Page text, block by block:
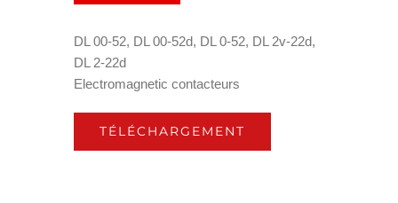
DL 00-52, DL 00-52d, DL 0-52, DL 2v-22d,
DL 2-22d
Electromagnetic contacteurs
TÉLÉCHARGEMENT